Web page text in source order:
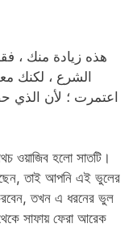
هذه زيادة منك ،
الشرع ، لكنك
اعتمرت ؛ لأن الذي
ওয়াজিব হলো সাতটি।
তাই আপনি এই ভুলের
তখন এ ধরনের ভুল
সাফায় ফেরা আরেক